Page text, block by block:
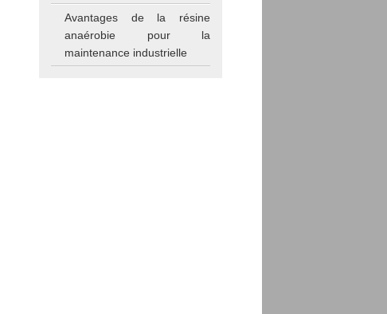
Avantages de la résine
anaérobie pour la
maintenance industrielle